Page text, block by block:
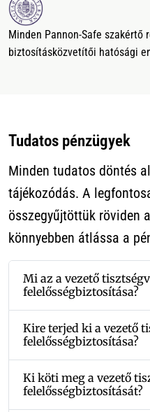
Minden Pannon-Safe szakértő
biztosításközvetítői hatósági
Tudatos pénzügyek
Minden tudatos döntés
tájékozódás. A
összegyűjtöttük röviden
könnyebben átlássa a
Mi az a vezető
felelősségbiztosítása?
Kire terjed ki a vezető
felelősségbiztosítása?
Ki köti meg a vezető
felelősségbiztosítását?